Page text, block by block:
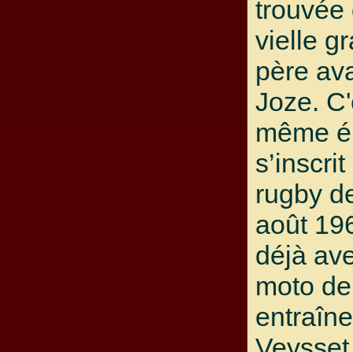
trouvée
vielle
père
Joze.
même
rugby
août
déjà
moto